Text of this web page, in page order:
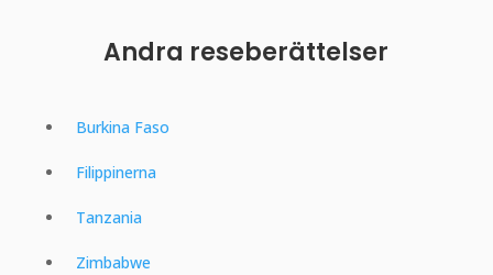
Andra reseberättelser
Burkina Faso
Filippinerna
Tanzania
Zimbabwe